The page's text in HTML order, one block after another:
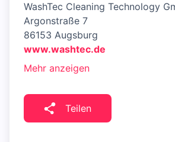
WashTec Cleaning Technology
Argonstraße 7
86153 Augsburg
www.washtec.de
Mehr anzeigen
Teilen